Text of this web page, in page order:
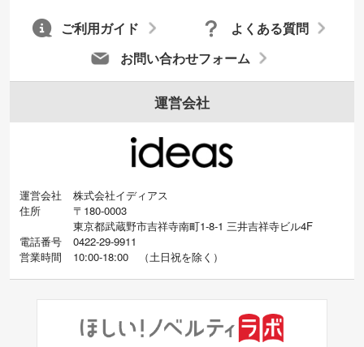
お問い合わせフォーム
よくある質問
ご利用ガイド
運営会社
運営会社
株式会社イディアス
住所
〒180-0003
東京都武蔵野市吉祥寺南町1-8-1 三井吉祥寺ビル4F
電話番号
0422-29-9911
営業時間
10:00-18:00 （土日祝を除く）